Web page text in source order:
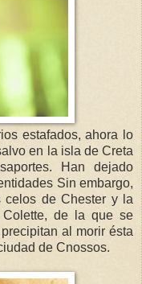
estafados, ahora lo
en la isla de Creta
Han dejado
Sin embargo,
de Chester y la
de la que se
al morir ésta
de Cnossos.